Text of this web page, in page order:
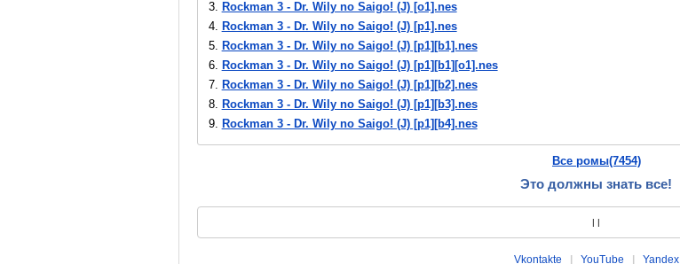
3.
Rockman 3 - Dr. Wily no Saigo! (J) [o1].nes
4.
Rockman 3 - Dr. Wily no Saigo! (J) [p1].nes
5.
Rockman 3 - Dr. Wily no Saigo! (J) [p1][b1].nes
6.
Rockman 3 - Dr. Wily no Saigo! (J) [p1][b1][o1].nes
7.
Rockman 3 - Dr. Wily no Saigo! (J) [p1][b2].nes
8.
Rockman 3 - Dr. Wily no Saigo! (J) [p1][b3].nes
9.
Rockman 3 - Dr. Wily no Saigo! (J) [p1][b4].nes
10.Rockman 3 - Dr. Wily no Saigo! (J) [p1][b5].nes
Все ромы(7454)
Это должны знать все!
||
Vkontakte | YouTube | Yandex